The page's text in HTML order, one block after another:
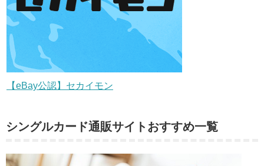
【eBay公認】セカイモン
シングルカード通販サイトおすすめ一覧